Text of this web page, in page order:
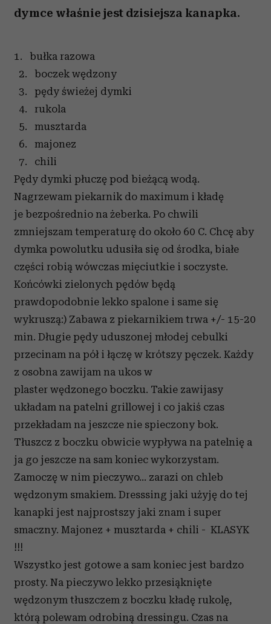
dymce właśnie jest dzisiejsza kanapka.
1. bułka razowa
2. boczek wędzony
3. pędy świeżej dymki
4. rukola
5. musztarda
6. majonez
7. chili
Pędy dymki płuczę pod bieżącą wodą.
Nagrzewam piekarnik do maximum i kładę
je bezpośrednio na żeberka. Po chwili
zmniejszam temperaturę do około 60 C. Chcę aby
dymka powolutku udusiła się od środka, białe
części robią wówczas mięciutkie i soczyste.
Końcówki zielonych pędów będą
prawdopodobnie lekko spalone i same się
wykruszą:) Zabawa z piekarnikiem trwa +/- 15-20
min. Długie pędy uduszonej młodej cebulki
przecinam na pół i łączę w krótszy pęczek. Każdy
z osobna zawijam na ukos w
plaster wędzonego boczku. Takie zawijasy
układam na patelni grillowej i co jakiś czas
przekładam na jeszcze nie spieczony bok.
Tłuszcz z boczku obwicie wypływa na patelnię a
ja go jeszcze na sam koniec wykorzystam.
Zamoczę w nim pieczywo... zarazi on chleb
wędzonym smakiem. Dresssing jaki użyję do tej
kanapki jest najprostszy jaki znam i super
smaczny. Majonez + musztarda + chili - KLASYK
!!!
Wszystko jest gotowe a sam koniec jest bardzo
prosty. Na pieczywo lekko przesiąknięte
wędzonym tłuszczem z boczku kładę rukolę,
którą polewam odrobiną dressingu. Czas na